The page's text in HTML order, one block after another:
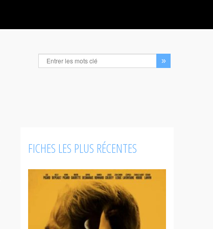
FICHES LES PLUS RÉCENTES